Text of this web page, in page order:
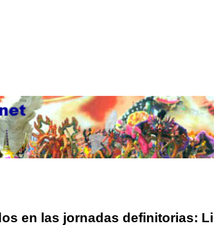
en las jornadas definitorias: